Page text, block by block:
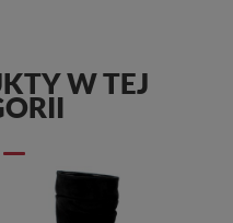
W TEJ